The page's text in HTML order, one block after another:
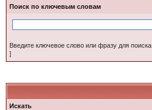
Поиск по ключевым словам
Введите ключевое слово или фразу для поиска.
]
Искать